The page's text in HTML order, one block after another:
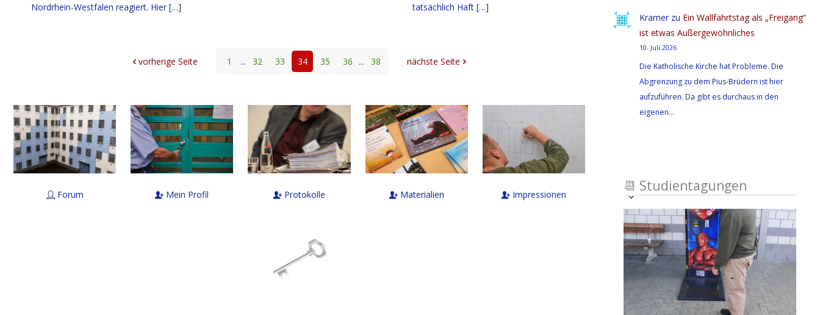
Nordrhein-Westfalen reagiert. Hier […]
tatsächlich Haft[…]
vorherige Seite 1 ... 32 33 34 35 36 ... 38 nächste Seite
Forum Mein Profil Protokolle Materialien Impressionen
Kramerzu Ein Wallfahrtstag als „Freigang“
ist etwas Außergewöhnliches
10. Juli 2026
Die Katholische Kirche hat Probleme. Die
Abgrenzung zu dem Pius-Brüdern ist hier
aufzuführen. Da gibt es durchaus in den
eigenen…
📆 Studientagungen
Ansichten-
Navigation
Veranstaltung
Ansichten-
Navigation
auswählen.
List
of
Veranstaltungen
in
Photo